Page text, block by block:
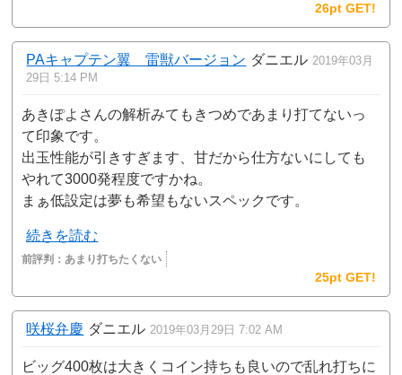
26pt GET!
PAキャプテン翼 雷獣バージョン ダニエル 2019年03月
29日 5:14 PM
あきぽよさんの解析みてもきつめであまり打てないっ
て印象です。
出玉性能が引きすぎます、甘だから仕方ないにしても
やれて3000発程度ですかね。
まぁ低設定は夢も希望もないスペックです。
続きを読む
前評判：あまり打ちたくない
25pt GET!
咲桜弁慶 ダニエル 2019年03月29日 7:02 AM
ビッグ400枚は大きくコイン持ちも良いので乱れ打ちに